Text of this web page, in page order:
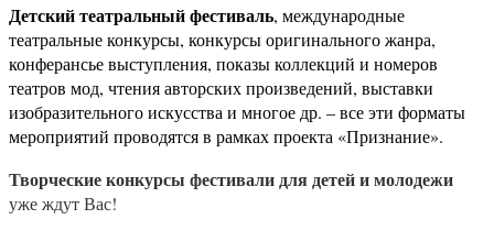
Детский театральный фестиваль, международные
театральные конкурсы, конкурсы оригинального жанра,
конферансье выступления, показы коллекций и номеров
театров мод, чтения авторских произведений, выставки
изобразительного искусства и многое др. – все эти форматы
мероприятий проводятся в рамках проекта «Признание».
Творческие конкурсы фестивали для детей и молодежи
уже ждут Вас!